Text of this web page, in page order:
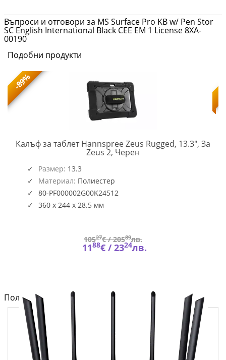
Въпроси и отговори за MS Surface Pro KB w/ Pen Stor
SC English International Black CEE EM 1 License 8XA-
00190
Подобни продукти
-89%
Калъф за таблет Hannspree Zeus Rugged, 13.3", За
Zeus 2, Черен HSG-
Размер: 13.3
Материал: Полиестер
80-PF000002G00K24512
360 x 244 x 28.5 мм
10527€ /20589лв.
1188€ /2324лв.
Полезно от блога за компютри и лаптопи на Fly.bg